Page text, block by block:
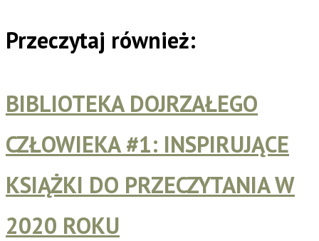
Przeczytaj również:
BIBLIOTEKA DOJRZAŁEGO
CZŁOWIEKA #1: INSPIRUJĄCE
KSIĄŻKI DO PRZECZYTANIA W
2020 ROKU